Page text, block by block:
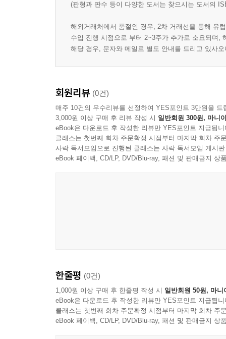
(판형과 판수 등이 다양한 도서는 찾으시는 도서의
해외거래처에서 품절인 경우, 2차 거래선을 통해 유
수입 진행 시점으로 부터 2~3주가 추가로 소요되며,
해당 경우, 문자와 메일로 별도 안내를 드리고 있사
회원리뷰 (0건)
매주 10건의 우수리뷰를 선정하여 YES포인트 3만원을 드
3,000원 이상 구매 후 리뷰 작성 시 일반회원 300원, 마니
eBook은 다운로드 후 작성한 리뷰만 YES포인트 지급됩니
클래스는 첫번째 회차 주문확정 시점부터 마지막 회차 주
사락 독서모임으로 진행된 클래스는 사락 독서모임 게시
eBook 페이백, CD/LP, DVD/Blu-ray, 패션 및 판매금지 상
한줄평 (0건)
1,000원 이상 구매 후 한줄평 작성 시 일반회원 50원, 마니
eBook은 다운로드 후 작성한 리뷰만 YES포인트 지급됩니
클래스는 첫번째 회차 주문확정 시점부터 마지막 회차 주
eBook 페이백, CD/LP, DVD/Blu-ray, 패션 및 판매금지 상